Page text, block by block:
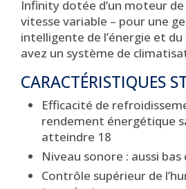
Infinity dotée d’un moteur
vitesse variable – pour une
intelligente de l’énergie et
avez un système de
CARACTÉRISTIQUES
Efficacité de
rendement énergétique
atteindre 18
Niveau sonore : aussi bas
Contrôle supérieur de